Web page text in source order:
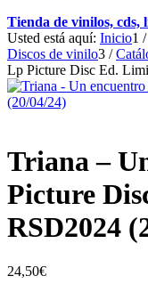
Tienda de vinilos, cds,
Usted está aquí: Inicio1 /
Discos de vinilo3 /
Lp Picture Disc Ed.
Triana –
Picture
RSD2024
24,50€